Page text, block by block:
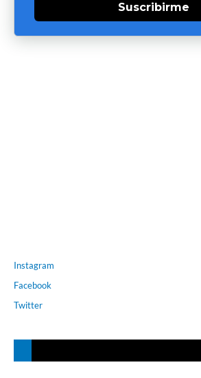
Suscribirme
Instagram
Facebook
Twitter